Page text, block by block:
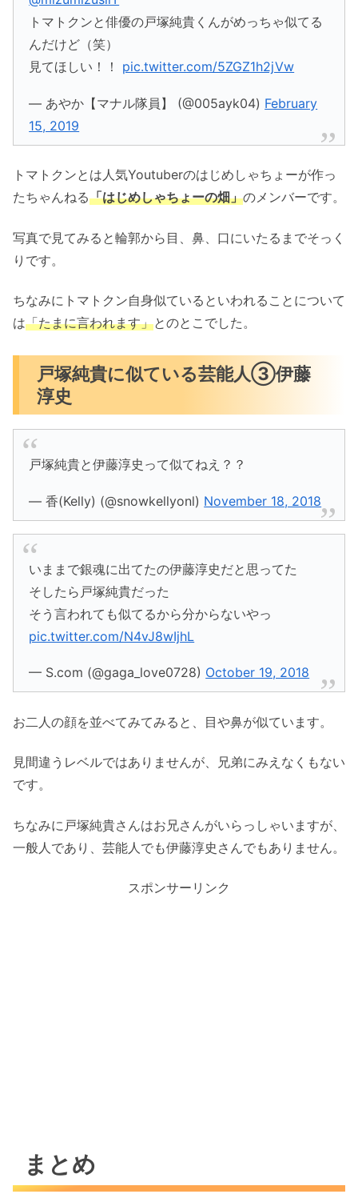
トマトクンと俳優の戸塚純貴くんがめっちゃ似てる
んだけど（笑）
見てほしい！！ pic.twitter.com/5ZGZ1h2jVw
— あやか【マナル隊員】 (@005ayk04) February
15, 2019
トマトクンとは人気Youtuberのはじめしゃちょーが作っ
たちゃんねる「はじめしゃちょーの畑」のメンバーです。
写真で見てみると輪郭から目、鼻、口にいたるまでそっく
りです。
ちなみにトマトクン自身似ているといわれることについて
は「たまに言われます」とのとこでした。
戸塚純貴に似ている芸能人③伊藤
淳史
戸塚純貴と伊藤淳史って似てねえ？？
— 香(Kelly) (@snowkellyonl) November 18, 2018
いままで銀魂に出てたの伊藤淳史だと思ってた
そしたら戸塚純貴だった
そう言われても似てるから分からないやっ
pic.twitter.com/N4vJ8wIjhL
— S.com (@gaga_love0728) October 19, 2018
お二人の顔を並べてみてみると、目や鼻が似ています。
見間違うレベルではありませんが、兄弟にみえなくもない
です。
ちなみに戸塚純貴さんはお兄さんがいらっしゃいますが、
一般人であり、芸能人でも伊藤淳史さんでもありません。
スポンサーリンク
まとめ